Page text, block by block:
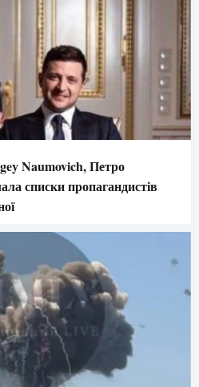
Naumovich, Петро
списки пропагандистів